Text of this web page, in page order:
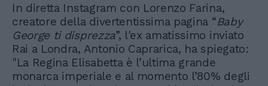
In diretta Instagram con Lorenzo Farina,
creatore della divertentissima pagina “Baby
George ti disprezza”, l'ex amatissimo inviato
Rai a Londra, Antonio Caprarica, ha spiegato:
"La Regina Elisabetta è l’ultima grande
monarca imperiale e al momento l’80% degli